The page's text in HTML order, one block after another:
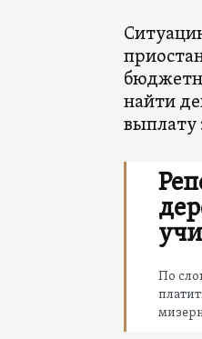
найти
выплату
По